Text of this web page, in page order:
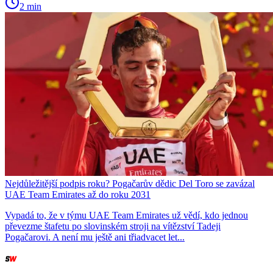
2 min
Nejdůležitější podpis roku? Pogačarův dědic Del Toro se zavázal
UAE Team Emirates až do roku 2031
Vypadá to, že v týmu UAE Team Emirates už vědí, kdo jednou
převezme štafetu po slovinském stroji na vítězství Tadeji
Pogačarovi. A není mu ještě ani třiadvacet let...